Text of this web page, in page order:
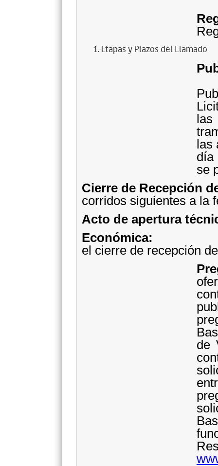
Etapas y Plazos del Llamado
día
se
Cierre de Recepción
corridos siguientes a la
Acto de apertura
Económica:
el cierre de recepción
de